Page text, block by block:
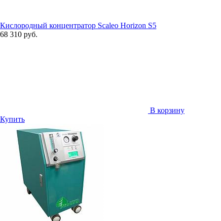
Кислородный концентратор Scaleo Horizon S5
68 310 руб.
В корзину
Купить